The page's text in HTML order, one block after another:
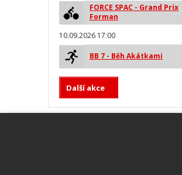
FORCE SPAC - Grand Prix
Forman
10.09.2026 17:00
BB 7 - Běh Akátkami
Další akce
technologie od
technologie je